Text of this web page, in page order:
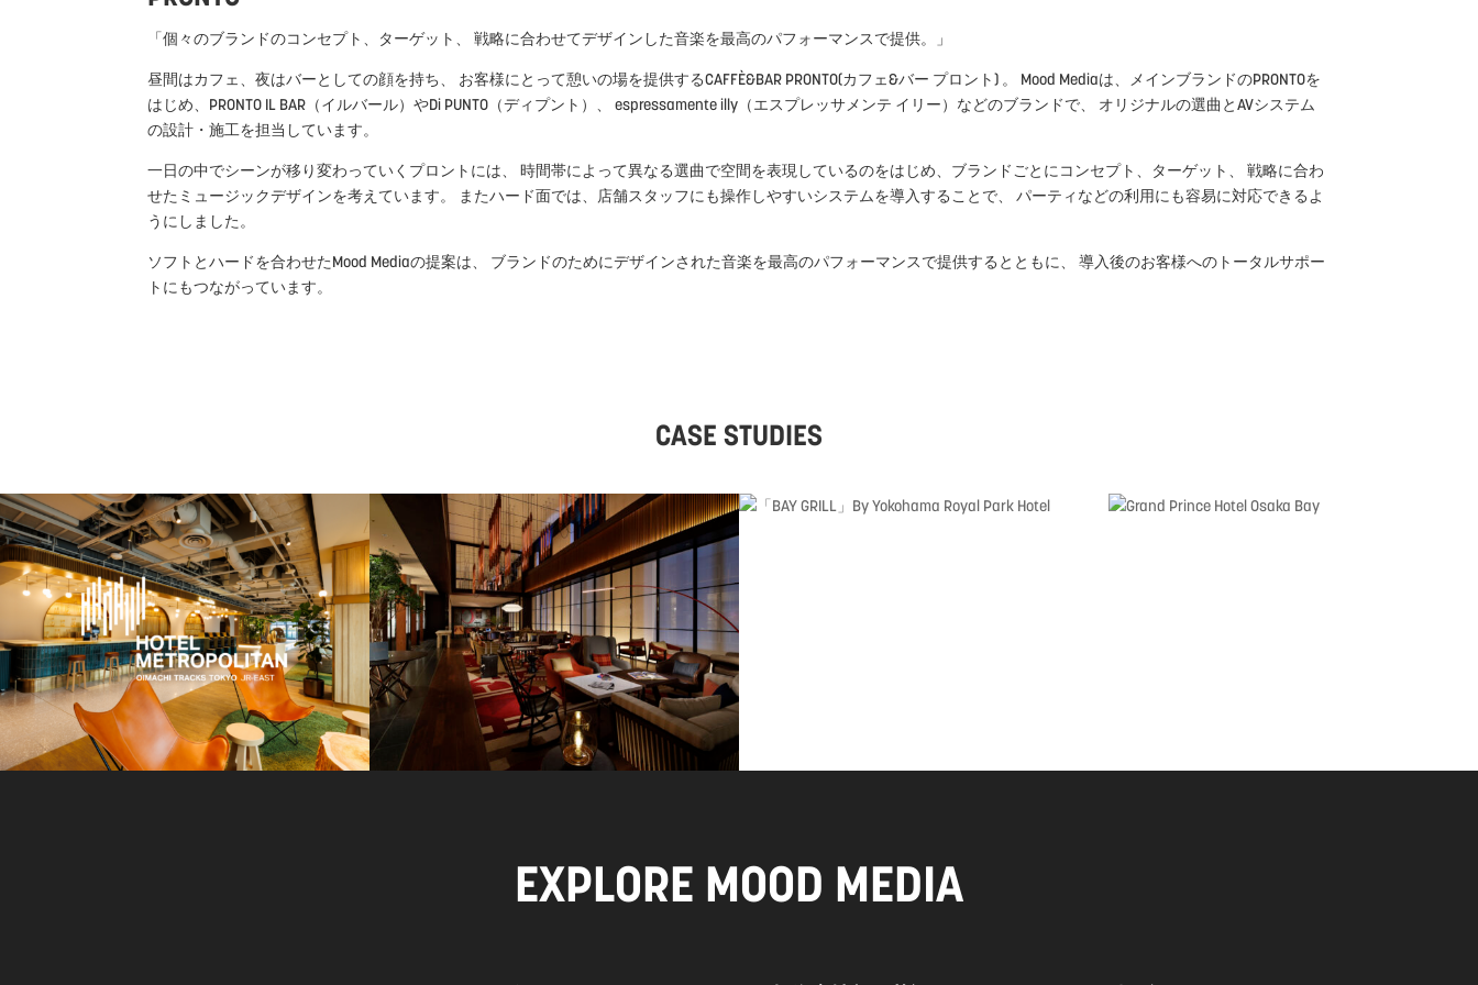
「個々のブランドのコンセプト、ターゲット、 戦略に合わせてデザインした音楽を最高のパフォーマンスで提供。」
昼間はカフェ、夜はバーとしての顔を持ち、 お客様にとって憩いの場を提供するCAFFÈ&BAR PRONTO(カフェ&バー プロント) 。 Mood Mediaは、メインブランドのPRONTOを
はじめ、PRONTO IL BAR（イルバール）やDi PUNTO（ディプント）、 espressamente illy（エスプレッサメンテ イリー）などのブランドで、 オリジナルの選曲とAVシステム
の設計・施工を担当しています。
一日の中でシーンが移り変わっていくプロントには、 時間帯によって異なる選曲で空間を表現しているのをはじめ、ブランドごとにコンセプト、ターゲット、 戦略に合わ
せたミュージックデザインを考えています。 またハード面では、店舗スタッフにも操作しやすいシステムを導入することで、 パーティなどの利用にも容易に対応できるよ
うにしました。
ソフトとハードを合わせたMood Mediaの提案は、 ブランドのためにデザインされた音楽を最高のパフォーマンスで提供するとともに、 導入後のお客様へのトータルサポー
トにもつながっています。
CASE STUDIES
EXPLORE MOOD MEDIA